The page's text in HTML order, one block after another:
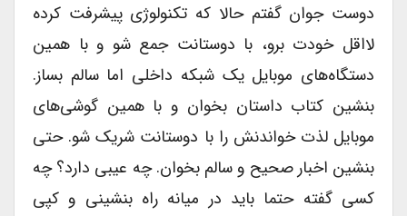
دوست جوان گفتم حالا که تکنولوژی پیشرفت کرده
لااقل خودت برو، با دوستانت جمع شو و با همین
دستگاه‌های موبایل یک شبکه داخلی اما سالم بساز.
بنشین کتاب داستان بخوان و با همین گوشی‌های
موبایل لذت خواندنش را با دوستانت شریک شو. حتی
بنشین اخبار صحیح و سالم بخوان. چه عیبی دارد؟ چه
کسی گفته حتما باید در میانه راه بنشینی و کپی